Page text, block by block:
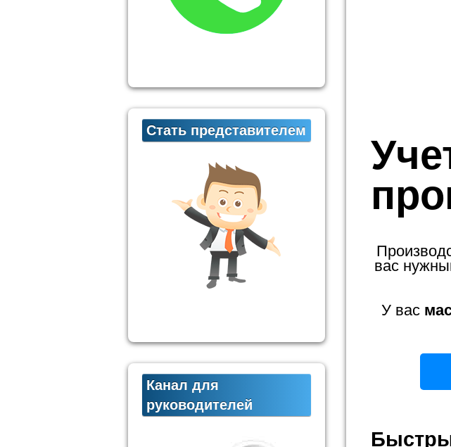
вас
У вас
Стать представителем
Канал для
руководителей